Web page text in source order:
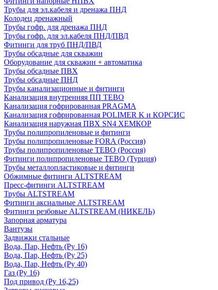
Трубы для эл.кабеля и дренажа ПНД
Колодец дренажный
Трубы гофр. для дренажа ПНД
Трубы гофр. для эл.кабеля ПНД/ПВД
Фитинги для труб ПНД/ПВД
Трубы обсадные для скважин
Оборудование для скважин + автоматика
Трубы обсадные ПВХ
Трубы обсадные ПНД
Трубы канализационные и фитинги
Канализация внутренняя ПП TEBO
Канализация гофрированная PRAGMA
Канализация гофрированная POLIMER K и КОРСИС
Канализация наружная ПВХ SN4 ХЕМКОР
Трубы полипропиленовые и фитинги
Трубы полипропиленовые FORA (Россия)
Трубы полипропиленовые TEBO (Россия)
Фитинги полипропиленовые TEBO (Турция)
Трубы металлопластиковые и фитинги
Обжимные фитинги ALTSTREAM
Пресс-фитинги ALTSTREAM
Трубы ALTSTREAM
Фитинги аксиальные ALTSTREAM
Фитинги резбовые ALTSTREAM (НИКЕЛЬ)
Запорная арматура
Вантузы
Задвижки стальные
Вода, Пар, Нефть (Ру 16)
Вода, Пар, Нефть (Ру 25)
Вода, Пар, Нефть (Ру 40)
Газ (Ру 16)
Под привод (Ру 16,25)